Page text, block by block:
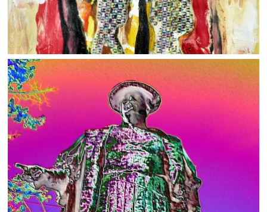
MIXED MEDIA / COLLAGES
Work
ART CONCEPTS
Work